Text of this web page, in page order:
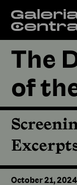
The
of
October 21,